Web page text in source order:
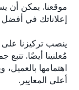
موقعنا. يمكن
إعلاناتك في أفضل
ينصب تركيزنا
مُعلنينا أيضًا.
اهتمامها
أعلى المعايير.